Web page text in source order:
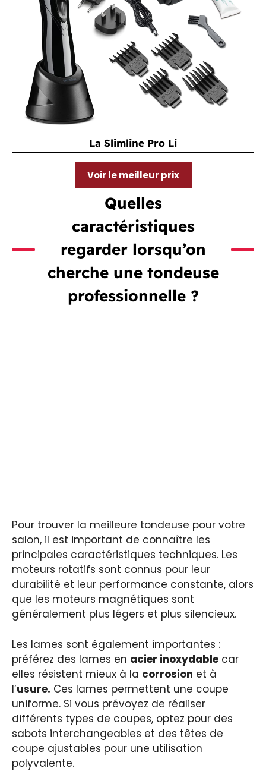
La Slimline Pro Li
Voir le meilleur prix
Quelles
caractéristiques
regarder lorsqu’on
cherche une tondeuse
professionnelle ?
Pour trouver la meilleure tondeuse pour votre
salon, il est important de connaître les
principales caractéristiques techniques. Les
moteurs rotatifs sont connus pour leur
durabilité et leur performance constante, alors
que les moteurs magnétiques sont
généralement plus légers et plus silencieux.
Les lames sont également importantes :
préférez des lames en acier inoxydable car
elles résistent mieux à la corrosion et à
l’usure. Ces lames permettent une coupe
uniforme. Si vous prévoyez de réaliser
différents types de coupes, optez pour des
sabots interchangeables et des têtes de
coupe ajustables pour une utilisation
polyvalente.